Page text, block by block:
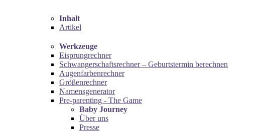
Inhalt
Artikel
Werkzeuge
Eisprungrechner
Schwangerschaftsrechner – Geburtstermin berechnen
Augenfarbenrechner
Größenrechner
Namensgenerator
Pre-parenting - The Game
Baby Journey
Über uns
Presse